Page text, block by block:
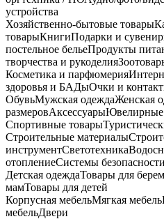
устройства
Хозяйственно-бытовые товары
товарыКнигиПодарки и
постельное бельеПродукты
творчества и рукоделия
Косметика и парфюмерия
здоровья и БАДыОчки и
ОбувьМужская одеждаЖенская
размеровАксессуарыЮвелирные
Спортивные товары
Строительные материалы
инструментСветотехника
отоплениеСистемы безопасности
Детская одеждаТовары для
мамТовары для детей
Корпусная мебельМягкая мебель
мебельДвери